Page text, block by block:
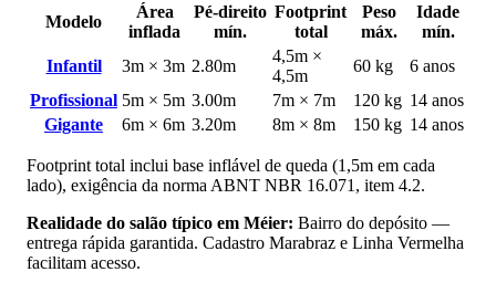
Modelo
Área
inflada
Pé-direito
mín.
Footprint
total
Peso
máx.
Idade
mín.
Infantil
3m × 3m 2.80m
4,5m ×
4,5m
60 kg
6 anos
Profissional 5m × 5m 3.00m 7m × 7m 120 kg 14 anos
Gigante
6m × 6m 3.20m 8m × 8m 150 kg 14 anos
Footprint total inclui base inflável de queda (1,5m em cada
lado), exigência da norma ABNT NBR 16.071, item 4.2.
Realidade do salão típico em Méier: Bairro do depósito —
entrega rápida garantida. Cadastro Marabraz e Linha Vermelha
facilitam acesso.